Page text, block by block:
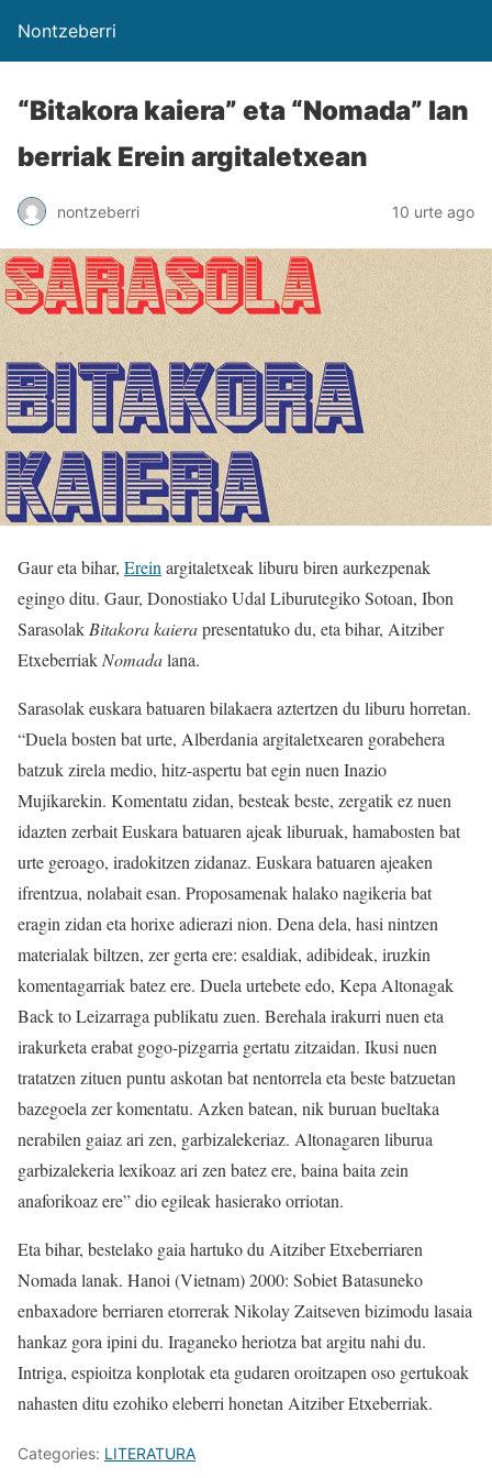
Nontzeberri
“Bitakora kaiera” eta “Nomada” lan
berriak Erein argitaletxean
nontzeberri 10 urte ago
Gaur eta bihar, Ereinargitaletxeak liburu biren aurkezpenak
egingo ditu. Gaur, Donostiako Udal Liburutegiko Sotoan, Ibon
SarasolakBitakora kaierapresentatuko du, eta bihar, Aitziber
EtxeberriakNomadalana.
Sarasolak euskara batuaren bilakaera aztertzen du liburu horretan.
“Duela bosten bat urte, Alberdania argitaletxearen gorabehera
batzuk zirela medio, hitz-aspertu bat egin nuen Inazio
Mujikarekin. Komentatu zidan, besteak beste, zergatik ez nuen
idazten zerbait Euskara batuaren ajeak liburuak, hamabosten bat
urte geroago, iradokitzen zidanaz. Euskara batuaren ajeaken
ifrentzua, nolabait esan. Proposamenak halako nagikeria bat
eragin zidan eta horixe adierazi nion. Dena dela, hasi nintzen
materialak biltzen, zer gerta ere: esaldiak, adibideak, iruzkin
komentagarriak batez ere. Duela urtebete edo, Kepa Altonagak
Back to Leizarraga publikatu zuen. Berehala irakurri nuen eta
irakurketa erabat gogo-pizgarria gertatu zitzaidan. Ikusi nuen
tratatzen zituen puntu askotan bat nentorrela eta beste batzuetan
bazegoela zer komentatu. Azken batean, nik buruan bueltaka
nerabilen gaiaz ari zen, garbizalekeriaz. Altonagaren liburua
garbizalekeria lexikoaz ari zen batez ere, baina baita zein
anaforikoaz ere” dio egileak hasierako orriotan.
Eta bihar, bestelako gaia hartuko du Aitziber Etxeberriaren
Nomada lanak. Hanoi (Vietnam) 2000: Sobiet Batasuneko
enbaxadore berriaren etorrerak Nikolay Zaitseven bizimodu lasaia
hankaz gora ipini du. Iraganeko heriotza bat argitu nahi du.
Intriga, espioitza konplotak eta gudaren oroitzapen oso gertukoak
nahasten ditu ezohiko eleberri honetan Aitziber Etxeberriak.
Categories: LITERATURA